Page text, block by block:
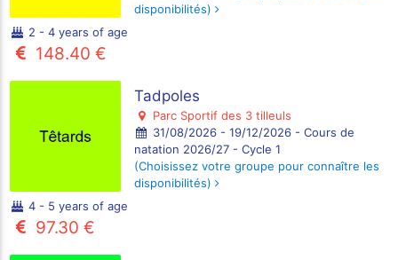
disponibilités)
2 - 4 years of age
148.40 €
Tadpoles
Parc Sportif des 3 tilleuls
31/08/2026 - 19/12/2026 - Cours de
natation 2026/27 - Cycle 1
(Choisissez votre groupe pour connaître les
disponibilités)
4 - 5 years of age
97.30 €